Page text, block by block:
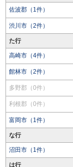
佐波郡（1件）
渋川市（2件）
た行
高崎市（4件）
館林市（2件）
多野郡（0件）
利根郡（0件）
富岡市（1件）
な行
沼田市（1件）
は行